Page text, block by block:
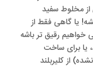
مخلوط سفید
یا گاهی فقط از
خواهیم رقیق تر باشه
یا برای ساخت
از کلیربلند